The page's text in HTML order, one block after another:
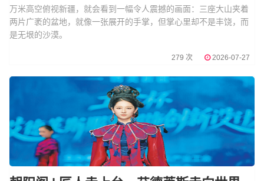
万米高空俯视新疆，就会看到一幅令人震撼的画面：三座大山夹着
两片广袤的盆地，就像一张展开的手掌，但掌心里却不是丰饶，而
是无垠的沙漠。
279 次 2026-07-27